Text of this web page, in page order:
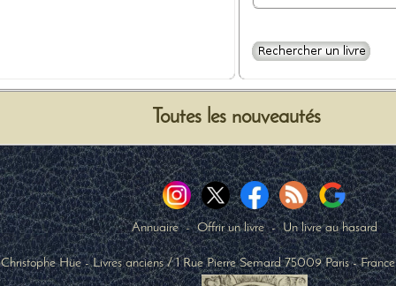
Toutes les nouveautés
Annuaire-Offrir un livre-Un livre au hasard
Christophe Hüe - Livres anciens /1 Rue Pierre Semard 75009 Paris-France